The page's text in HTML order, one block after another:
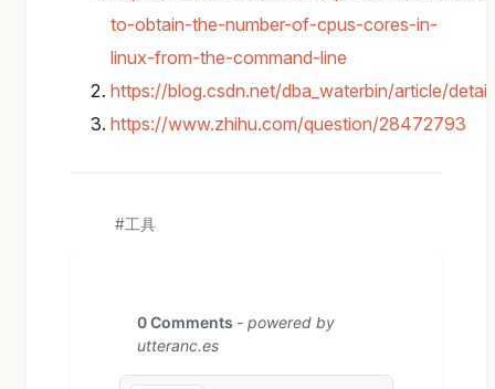
to-obtain-the-number-of-cpus-cores-in-
linux-from-the-command-line
https://blog.csdn.net/dba_waterbin/article/
https://www.zhihu.com/question/28472793
工具